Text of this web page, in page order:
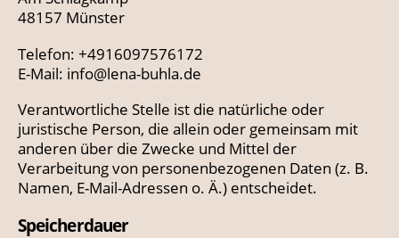
48157 Münster
Telefon: +4916097576172
E-Mail: info@lena-buhla.de
Verantwortliche Stelle ist die natürliche oder
juristische Person, die allein oder gemeinsam mit
anderen über die Zwecke und Mittel der
Verarbeitung von personenbezogenen Daten (z. B.
Namen, E-Mail-Adressen o. Ä.) entscheidet.
Speicherdauer